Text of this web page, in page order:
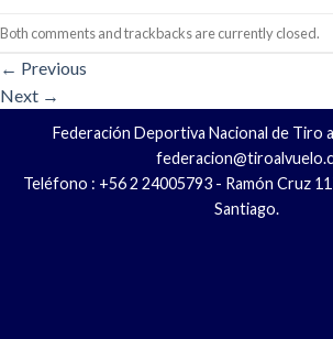
Both comments and trackbacks are currently closed.
← Previous
Next →
Federación Deportiva Nacional de Tiro
Teléfono : +56 2 24005793 - Ramón Cruz
Santiago.